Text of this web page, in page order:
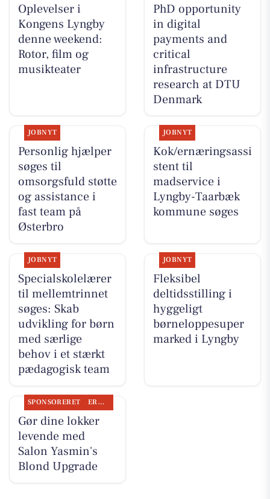
Oplevelser i
Kongens Lyngby
denne weekend:
Rotor, film og
musikteater
PhD opportunity
in digital
payments and
critical
infrastructure
research at DTU
Denmark
JOBNYT
Personlig hjælper
søges til
omsorgsfuld støtte
og assistance i
fast team på
Østerbro
JOBNYT
Kok/ernæringsassi
stent til
madservice i
Lyngby-Taarbæk
kommune søges
JOBNYT
Specialskolelærer
til mellemtrinnet
søges: Skab
udvikling for børn
med særlige
behov i et stærkt
pædagogisk team
JOBNYT
Fleksibel
deltidsstilling i
hyggeligt
børneloppesuper
marked i Lyngby
SPONSORERET ERHVERV
Gør dine lokker
levende med
Salon Yasmin's
Blond Upgrade